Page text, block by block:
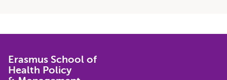
Erasmus School of
Health Policy